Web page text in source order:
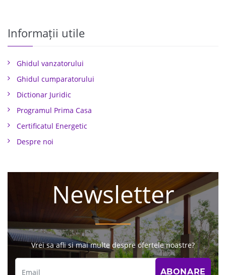
Informații utile
Ghidul vanzatorului
Ghidul cumparatorului
Dictionar Juridic
Programul Prima Casa
Certificatul Energetic
Despre noi
Newsletter
Vrei sa afli si mai multe despre ofertele noastre?